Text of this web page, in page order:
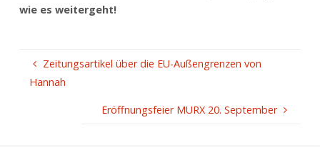
wie es weitergeht!
Zeitungsartikel über die EU-Außengrenzen von
Hannah
Eröffnungsfeier MURX 20. September